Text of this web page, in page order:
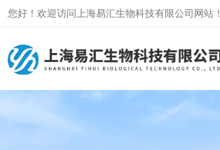
您好！欢迎访问上海易汇生物科技有限公司网站！